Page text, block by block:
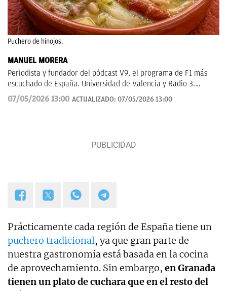
Puchero de hinojos.
MANUEL MORERA
Periodista y fundador del pódcast V9, el programa de F1 más
escuchado de España. Universidad de Valencia y Radio 3.
Anteriormente en ElDesmarque, Levante TV y Las Provincias.
07/05/2026 13:00 ACTUALIZADO: 07/05/2026 13:00
Prácticamente cada región de España tiene un
puchero tradicional, ya que gran parte de
nuestra gastronomía está basada en la cocina
de aprovechamiento. Sin embargo, en Granada
tienen un plato de cuchara que en el resto del